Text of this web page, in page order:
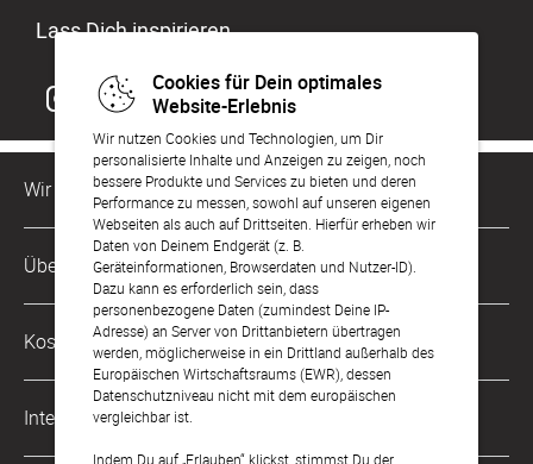
Cookies für Dein optimales
Website-Erlebnis
Wir nutzen Cookies und Technologien, um Dir
personalisierte Inhalte und Anzeigen zu zeigen, noch
bessere Produkte und Services zu bieten und deren
Performance zu messen, sowohl auf unseren eigenen
Webseiten als auch auf Drittseiten. Hierfür erheben wir
Daten von Deinem Endgerät (z. B.
Geräteinformationen, Browserdaten und Nutzer-ID).
Dazu kann es erforderlich sein, dass
personenbezogene Daten (zumindest Deine IP-
Adresse) an Server von Drittanbietern übertragen
werden, möglicherweise in ein Drittland außerhalb des
Europäischen Wirtschaftsraums (EWR), dessen
Datenschutzniveau nicht mit dem europäischen
vergleichbar ist.
Indem Du auf „Erlauben“ klickst, stimmst Du der
Lass Dich inspirieren
Wir sind für Dich da
Kundenservice-Hotline
0221 956 725 10
Mo. - Fr. von 9 bis 17 Uhr
kontakt@sendmoments.de
Über Uns
Philosophie
Karriere
Impressum
AGB & Widerrufsrecht
Kostenlose Services
Musterkarten
International